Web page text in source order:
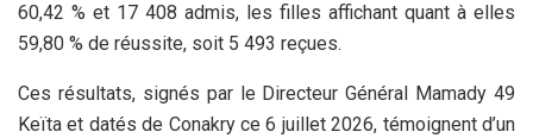
60,42 % et 17 408 admis, les filles affichant quant à elles
59,80 % de réussite, soit 5 493 reçues.
Ces résultats, signés par le Directeur Général Mamady 49
Keïta et datés de Conakry ce 6 juillet 2026, témoignent d’un